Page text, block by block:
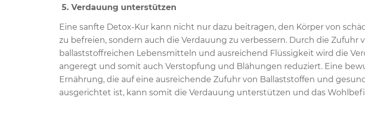
5. Verdauung unterstützen
Eine sanfte Detox-Kur kann nicht nur dazu beitragen, den Körper von
zu befreien, sondern auch die Verdauung zu verbessern. Durch die Zufuhr
ballaststoffreichen Lebensmitteln und ausreichend Flüssigkeit wird die
angeregt und somit auch Verstopfung und Blähungen reduziert. Eine
Ernährung, die auf eine ausreichende Zufuhr von Ballaststoffen und
ausgerichtet ist, kann somit die Verdauung unterstützen und das